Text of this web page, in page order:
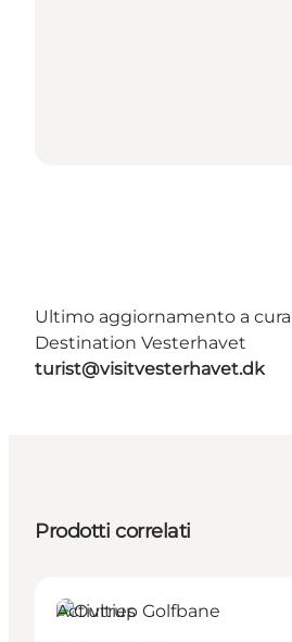
Ultimo aggiornamento a
Destination Vesterhavet
turist@visitvesterhavet.dk
Prodotti correlati
Activities